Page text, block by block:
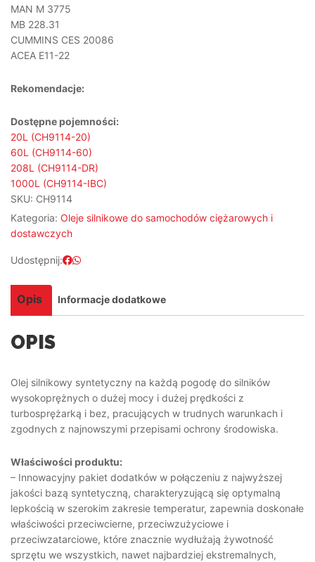
MAN M 3775
MB 228.31
CUMMINS CES 20086
ACEA E11-22
Rekomendacje:
Dostępne pojemności:
20L (CH9114-20)
60L (CH9114-60)
208L (CH9114-DR)
1000L (CH9114-IBC)
SKU: CH9114
Kategoria: Oleje silnikowe do samochodów ciężarowych i
dostawczych
Udostępnij:
Opis Informacje dodatkowe
OPIS
Olej silnikowy syntetyczny na każdą pogodę do silników
wysokoprężnych o dużej mocy i dużej prędkości z
turbosprężarką i bez, pracujących w trudnych warunkach i
zgodnych z najnowszymi przepisami ochrony środowiska.
Właściwości produktu:
– Innowacyjny pakiet dodatków w połączeniu z najwyższej
jakości bazą syntetyczną, charakteryzującą się optymalną
lepkością w szerokim zakresie temperatur, zapewnia doskonałe
właściwości przeciwcierne, przeciwzużyciowe i
przeciwzatarciowe, które znacznie wydłużają żywotność
sprzętu we wszystkich, nawet najbardziej ekstremalnych,